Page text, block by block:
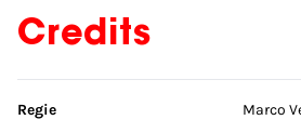
Credits
Sla credits over
Regie Marco